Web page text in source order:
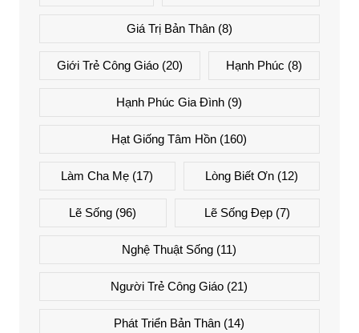
Giá Trị Bản Thân(8)
Giới Trẻ Công Giáo(20) Hạnh Phúc (8)
Hạnh Phúc Gia Đình (9)
Hạt Giống Tâm Hồn (160)
Làm Cha Mẹ (17) Lòng Biết Ơn(12)
Lẽ Sống (96) Lẽ Sống Đẹp(7)
Nghệ Thuật Sống (11)
Người Trẻ Công Giáo (21)
Phát Triển Bản Thân (14)